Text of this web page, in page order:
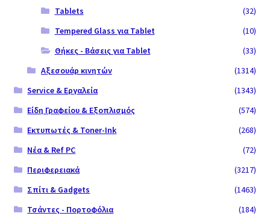
Tablets
(32)
Tempered Glass για Tablet
(10)
Θήκες - Βάσεις για Tablet
(33)
Αξεσουάρ κινητών
(1314)
Service & Εργαλεία
(1343)
Είδη Γραφείου & Εξοπλισμός
(574)
Εκτυπωτές & Toner-Ink
(268)
Νέα & Ref PC
(72)
Περιφερειακά
(3217)
Σπίτι & Gadgets
(1463)
Τσάντες - Πορτοφόλια
(184)